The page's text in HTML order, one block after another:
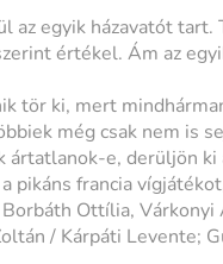
az egyik házavatót
értékel. Ám az
tör ki, mert
még csak nem is
ártatlanok-e, derüljön ki
pikáns francia
Ottília, Várkonyi
/ Kárpáti Levente;